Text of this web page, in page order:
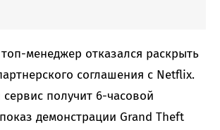
менеджер отказался раскрыть
соглашения с Netflix.
получит 6-часовой
демонстрации Grand Theft